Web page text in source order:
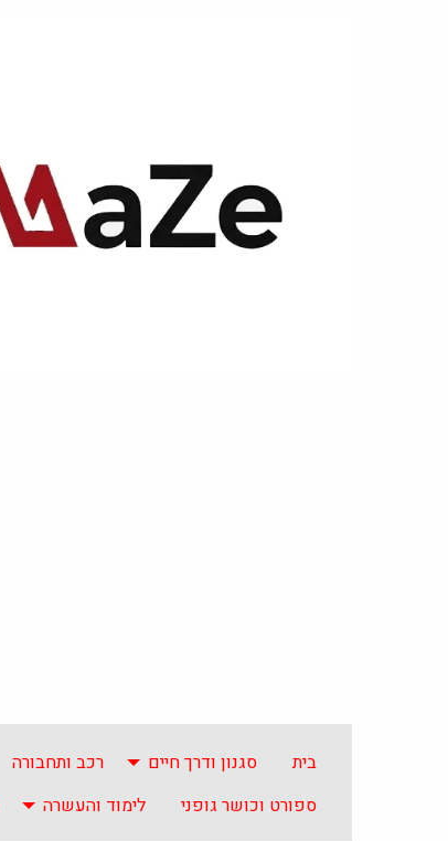
בית סגנון ודרך חיים רכב ותחבורה
ספורט וכושר גופני
לימוד והעשרה